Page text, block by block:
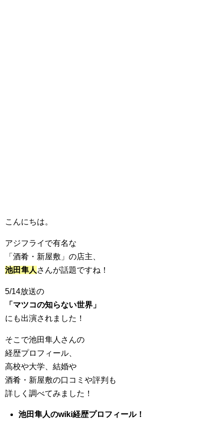
こんにちは。
アジフライで有名な
「酒肴・新屋敷」の店主、
池田隼人 さんが話題ですね！
5/14放送の
「マツコの知らない世界」
にも出演されました！
そこで池田隼人さんの
経歴プロフィール、
高校や大学、結婚や
酒肴・新屋敷の口コミや評判も
詳しく調べてみました！
池田隼人のwiki経歴プロフィール！